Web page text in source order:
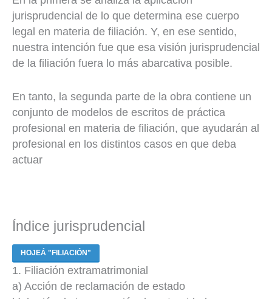
jurisprudencial de lo que determina ese cuerpo
legal en materia de filiación. Y, en ese sentido,
nuestra intención fue que esa visión jurisprudencial
de la filiación fuera lo más abarcativa posible.
En tanto, la segunda parte de la obra contiene un
conjunto de modelos de escritos de práctica
profesional en materia de filiación, que ayudarán al
profesional en los distintos casos en que deba
actuar
Índice jurisprudencial
HOJEÁ "FILIACIÓN"
1. Filiación extramatrimonial
a) Acción de reclamación de estado